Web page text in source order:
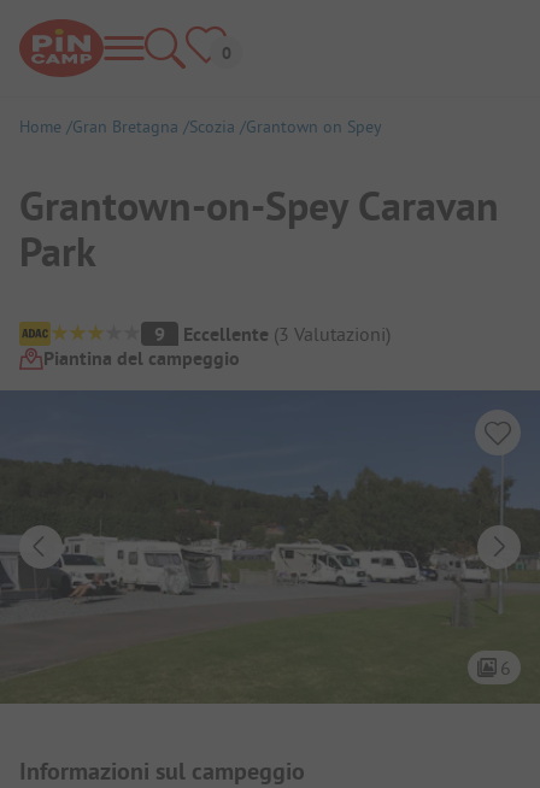
Home Gran Bretagna Scozia Grantown on Spey
Grantown-on-Spey Caravan
Park
Panoramica del campeggio
9 Eccellente (3 Valutazioni)
Piantina del campeggio
6
Informazioni sul campeggio